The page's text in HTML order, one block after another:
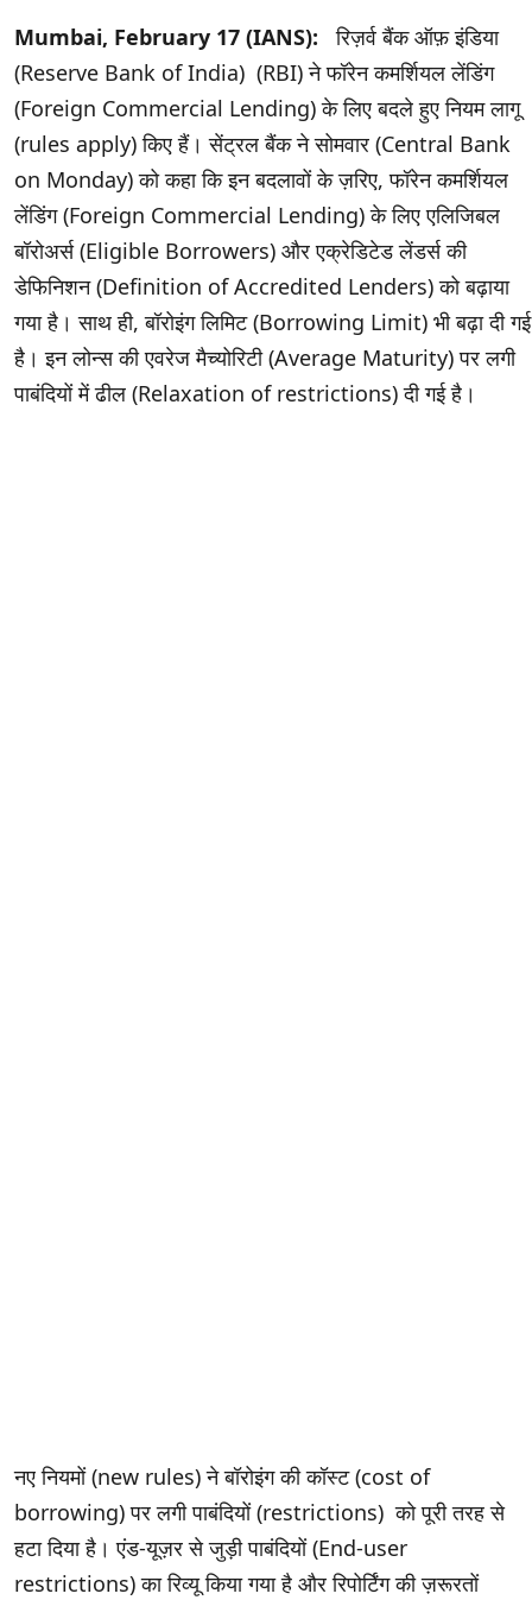
Mumbai, February 17 (IANS): रिज़र्व बैंक ऑफ़ इंडिया
(Reserve Bank of India) (RBI) ने फॉरेन कमर्शियल लेंडिंग
(Foreign Commercial Lending) के लिए बदले हुए नियम लागू
(rules apply) किए हैं। सेंट्रल बैंक ने सोमवार (Central Bank
on Monday) को कहा कि इन बदलावों के ज़रिए, फॉरेन कमर्शियल
लेंडिंग (Foreign Commercial Lending) के लिए एलिजिबल
बॉरोअर्स (Eligible Borrowers) और एक्रेडिटेड लेंडर्स की
डेफिनिशन (Definition of Accredited Lenders) को बढ़ाया
गया है। साथ ही, बॉरोइंग लिमिट (Borrowing Limit) भी बढ़ा दी गई
है। इन लोन्स की एवरेज मैच्योरिटी (Average Maturity) पर लगी
पाबंदियों में ढील (Relaxation of restrictions) दी गई है।
नए नियमों (new rules) ने बॉरोइंग की कॉस्ट (cost of
borrowing) पर लगी पाबंदियों (restrictions) को पूरी तरह से
हटा दिया है। एंड-यूज़र से जुड़ी पाबंदियों (End-user
restrictions) का रिव्यू किया गया है और रिपोर्टिंग की ज़रूरतों